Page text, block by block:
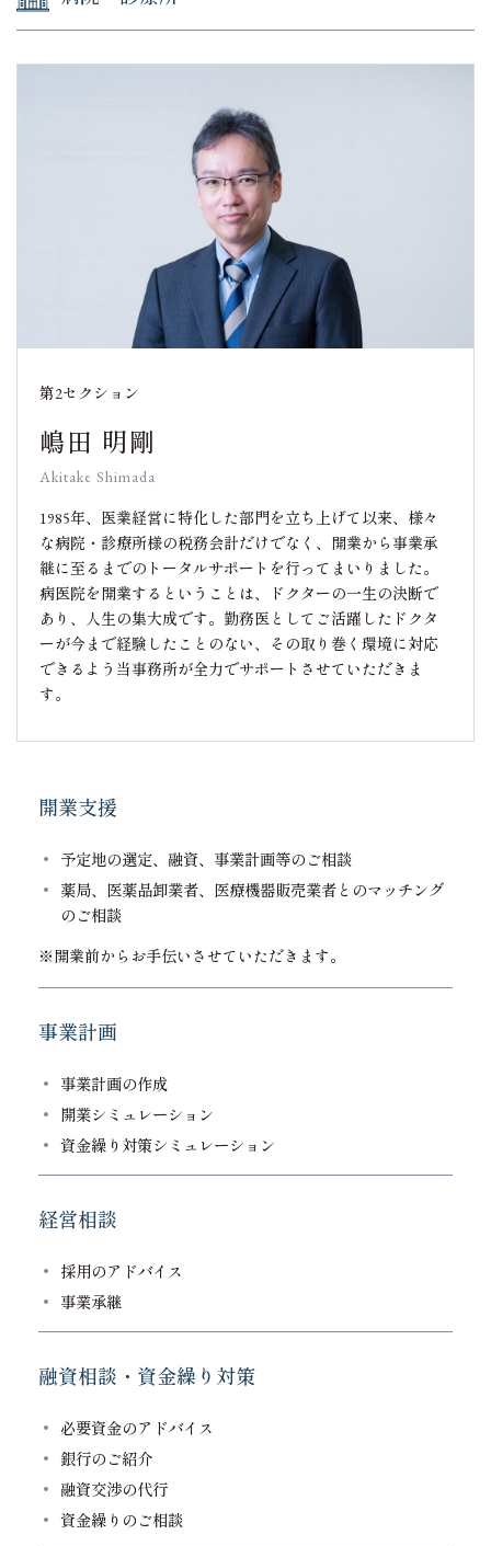
第2セクション
嶋田 明剛
Akitake Shimada
1985年、医業経営に特化した部門を立ち上げて以来、様々
な病院・診療所様の税務会計だけでなく、開業から事業承
継に至るまでのトータルサポートを行ってまいりました。
病医院を開業するということは、ドクターの一生の決断で
あり、人生の集大成です。勤務医としてご活躍したドクタ
ーが今まで経験したことのない、その取り巻く環境に対応
できるよう当事務所が全力でサポートさせていただきま
す。
開業支援
予定地の選定、融資、事業計画等のご相談
薬局、医薬品卸業者、医療機器販売業者とのマッチング
のご相談
※開業前からお手伝いさせていただきます。
事業計画
事業計画の作成
開業シミュレーション
資金繰り対策シミュレーション
経営相談
採用のアドバイス
事業承継
融資相談・資金繰り対策
必要資金のアドバイス
銀行のご紹介
融資交渉の代行
資金繰りのご相談